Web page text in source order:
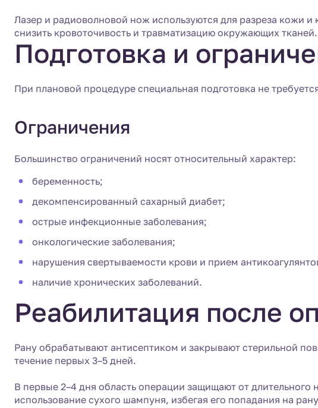
Лазер и радиоволновой нож используются для разреза кожи
снизить кровоточивость и травматизацию окружающих тканей.
Подготовка и
При плановой процедуре специальная подготовка не
Ограничения
Большинство ограничений носят относительный характер:
беременность;
декомпенсированный сахарный диабет;
острые инфекционные заболевания;
онкологические заболевания;
нарушения свертываемости крови и прием
наличие хронических заболеваний.
Реабилитация после
Рану обрабатывают антисептиком и закрывают стерильной
течение первых 3–5 дней.
В первые 2–4 дня область операции защищают от
использование сухого шампуня, избегая его попадания на